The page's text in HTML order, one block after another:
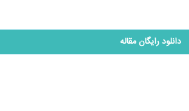
دانلود رایگان مقاله